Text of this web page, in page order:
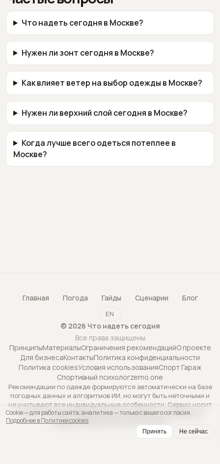
Что надеть сегодня в Москве?
Нужен ли зонт сегодня в Москве?
Как влияет ветер на выбор одежды в Москве?
Нужен ли верхний слой сегодня в Москве?
Когда лучше всего одеться потеплее в
Москве?
Главная Погода Гайды Сценарии Блог
EN
© 2026 Что надеть сегодня
Все права защищены
ПринципыМатериалыОграничения рекомендацийО проекте
Для бизнесаКонтактыПолитика конфиденциальности
Политика cookiesУсловия использованияСпорт Гараж
Спортивный психологzerno.one
Рекомендации по одежде формируются автоматически на базе
погодных данных и алгоритмов ИИ, но могут быть неточными и
не учитывают все индивидуальные особенности. Сервис носит
исключительно информационный характер и не является
профессиональной консультацией.
Cookie — для работы сайта, аналитика — только с вашего согласия.
Подробнее в Политике cookies
Принять Не сейчас